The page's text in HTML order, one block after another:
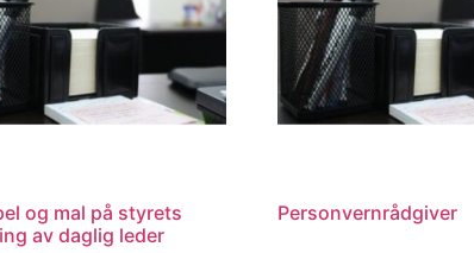
og mal på styrets
av daglig leder
Personvernrådgiver